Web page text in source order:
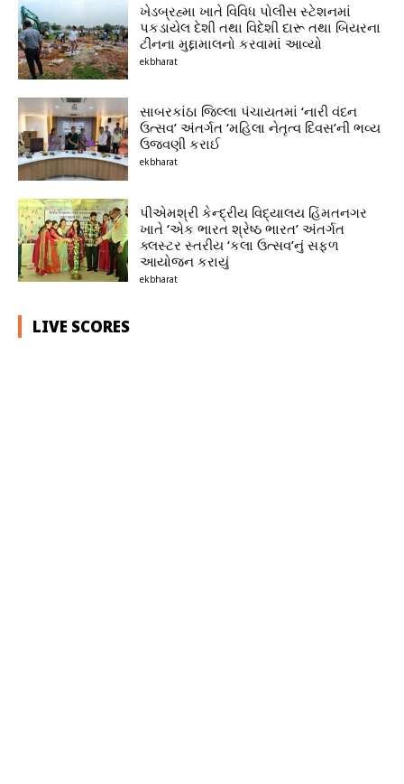
ખેડબ્રહ્મા ખાતે વિવિધ પોલીસ સ્ટેશનમાં
પકડાયેલ દેશી તથા વિદેશી દારૂ તથા બિયરના
ટીનના મુદ્દામાલનો કરવામાં આવ્યો
ekbharat
સાબરકાંઠા જિલ્લા પંચાયતમાં ‘નારી વંદન
ઉત્સવ’ અંતર્ગત ‘મહિલા નેતૃત્વ દિવસ’ની ભવ્ય
ઉજવણી કરાઈ
ekbharat
પીએમશ્રી કેન્દ્રીય વિદ્યાલય હિંમતનગર
ખાતે ‘એક ભારત શ્રેષ્ઠ ભારત’ અંતર્ગત
ક્લસ્ટર સ્તરીય ‘કલા ઉત્સવ’નું સફળ
આયોજન કરાયું
ekbharat
LIVE SCORES